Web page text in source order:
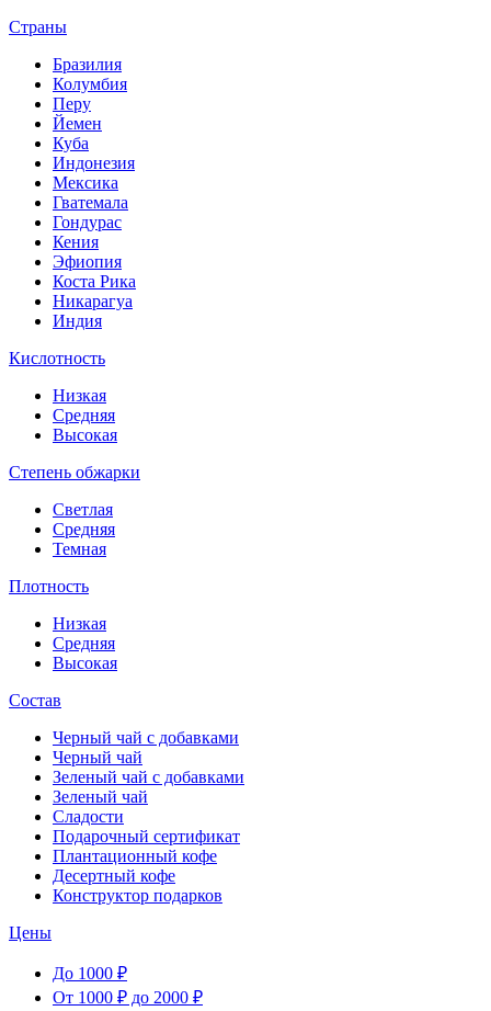
Страны
Бразилия
Колумбия
Перу
Йемен
Куба
Индонезия
Мексика
Гватемала
Гондурас
Кения
Эфиопия
Коста Рика
Никарагуа
Индия
Кислотность
Низкая
Средняя
Высокая
Степень обжарки
Светлая
Средняя
Темная
Плотность
Низкая
Средняя
Высокая
Состав
Черный чай с добавками
Черный чай
Зеленый чай с добавками
Зеленый чай
Сладости
Подарочный сертификат
Плантационный кофе
Десертный кофе
Конструктор подарков
Цены
До 1000 ₽
От 1000 ₽ до 2000 ₽